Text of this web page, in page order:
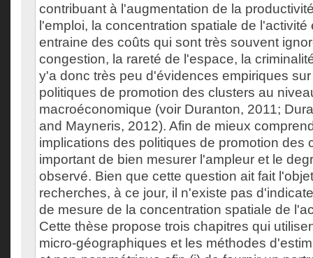
contribuant à l'augmentation de la
l'emploi, la concentration spatiale de
entraine des coûts qui sont très souvent
congestion, la rareté de l'espace, la
y'a donc très peu d'évidences empiriques
politiques de promotion des clusters au
macroéconomique (voir Duranton, 2011;
and Mayneris, 2012). Afin de mieux
implications des politiques de promotion des
important de bien mesurer l'ampleur et le
observé. Bien que cette question ait fait
recherches, à ce jour, il n'existe pas
de mesure de la concentration spatiale de
Cette thèse propose trois chapitres qui
micro-géographiques et les méthodes